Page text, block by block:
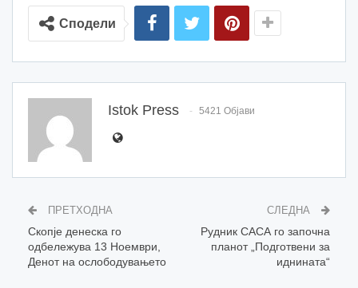
Сподели
Istok Press 5421 Објави
ПРЕТХОДНА
Скопје денеска го
одбележува 13 Ноември,
Денот на ослободувањето
СЛЕДНА
Рудник САСА го започна
планот „Подготвени за
иднината“